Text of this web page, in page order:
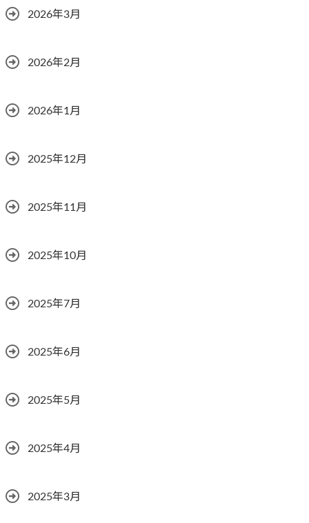
2026年3月
2026年2月
2026年1月
2025年12月
2025年11月
2025年10月
2025年7月
2025年6月
2025年5月
2025年4月
2025年3月